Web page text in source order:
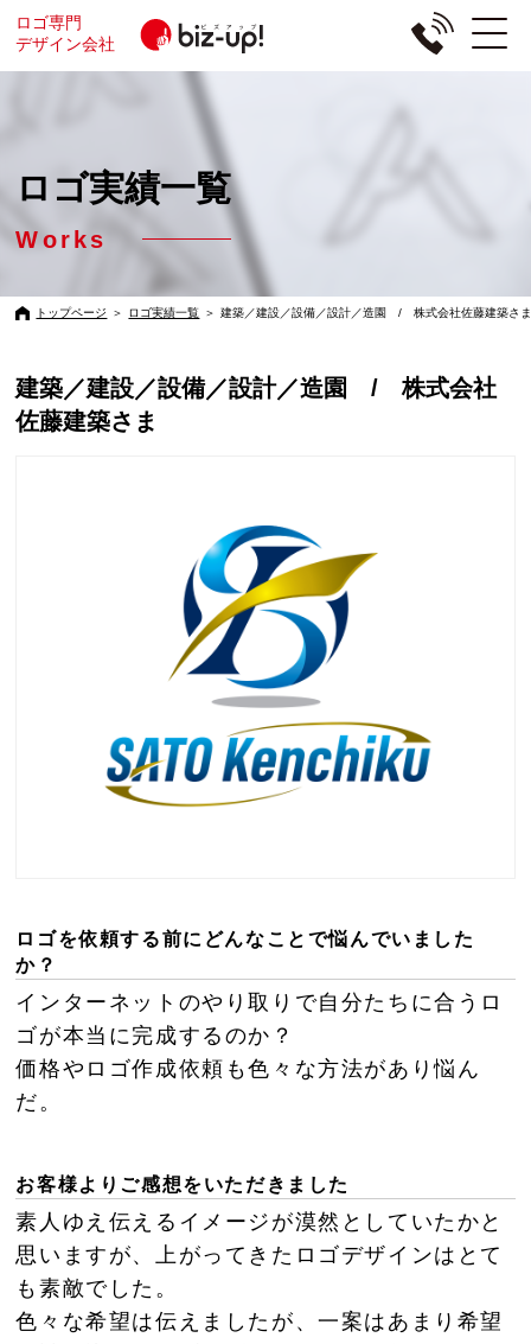
ロゴ専門
デザイン会社
ロゴ実績一覧
Works
トップページ ＞ ロゴ実績一覧 ＞ 建築／建設／設備／設計／造園 / 株式会社佐藤建築さ
建築／建設／設備／設計／造園 / 株式会社
佐藤建築さま
ロゴを依頼する前にどんなことで悩んでいました
か？
インターネットのやり取りで自分たちに合うロ
ゴが本当に完成するのか？
価格やロゴ作成依頼も色々な方法があり悩ん
だ。
お客様よりご感想をいただきました
素人ゆえ伝えるイメージが漠然としていたかと
思いますが、上がってきたロゴデザインはとて
も素敵でした。
色々な希望は伝えましたが、一案はあまり希望